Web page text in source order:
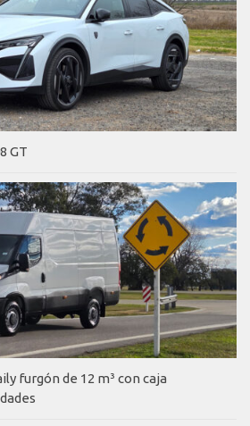
GT
furgón de 12 m³ con caja